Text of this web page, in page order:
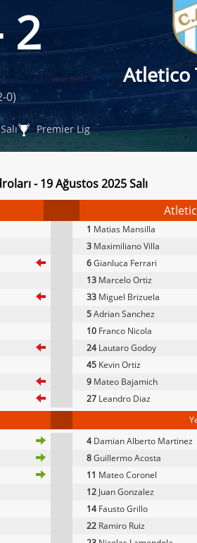
2
Atletico
0)
Premier Lig
- 19 Ağustos 2025 Salı
1 Matias Mansilla
3 Maximiliano Villa
6Gianluca Ferrari
13 Marcelo Ortiz
33 Miguel Brizuela
5Adrian Sanchez
10 Franco Nicola
24 Lautaro Godoy
45 Kevin Ortiz
9 Mateo Bajamich
27 Leandro Diaz
4 Damian Alberto Martinez
8Guillermo Acosta
11 Mateo Coronel
12 Juan Gonzalez
14 Fausto Grillo
22 Ramiro Ruiz